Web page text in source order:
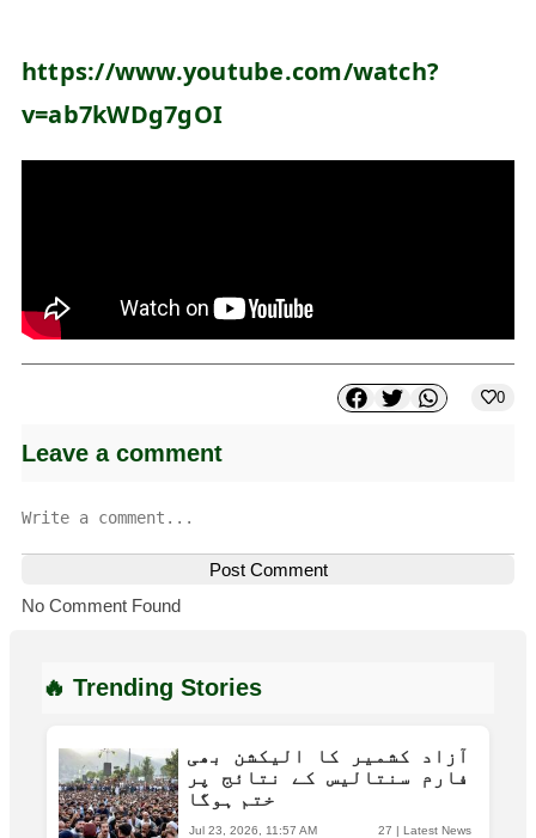
https://www.youtube.com/watch?
v=ab7kWDg7gOI
0
Leave a comment
Post Comment
No Comment Found
🔥 Trending Stories
آزاد کشمیر کا الیکشن بھی
فارم سنتالیس کے نتائج پر
ختم ہوگا
27 | Latest News
Jul 23, 2026, 11:57 AM